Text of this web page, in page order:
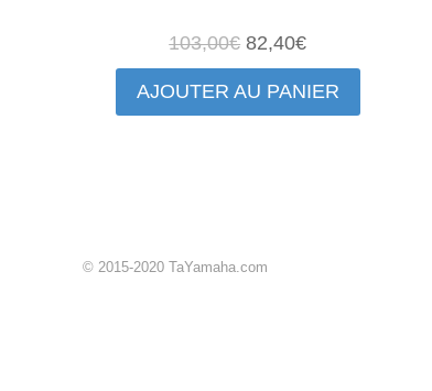
103,00€ Le
prix
initial
82,40€Le
prix
actuel
AJOUTER AU PANIER
© 2015-2020 TaYamaha.com